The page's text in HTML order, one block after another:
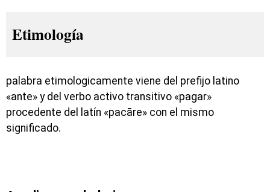
Etimología
palabra etimologicamente viene del prefijo latino
«ante» y del verbo activo transitivo «pagar»
procedente del latín «pacāre» con el mismo
significado.